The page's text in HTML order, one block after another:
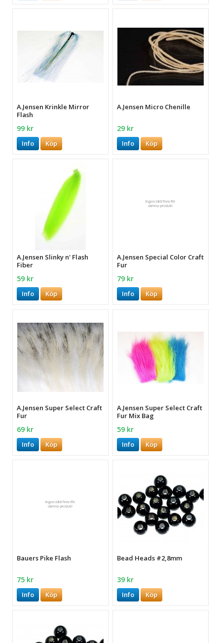
A.Jensen Krinkle Mirror
Flash
99 kr
Info Köp
A.Jensen Micro Chenille
29 kr
Info Köp
A.Jensen Slinky n' Flash
Fiber
59 kr
Info Köp
A.Jensen Special Color Craft
Fur
79 kr
Info Köp
A.Jensen Super Select Craft
Fur
69 kr
Info Köp
A.Jensen Super Select Craft
Fur Mix Bag
59 kr
Info Köp
Bauers Pike Flash
75 kr
Info Köp
Bead Heads #2,8mm
39 kr
Info Köp